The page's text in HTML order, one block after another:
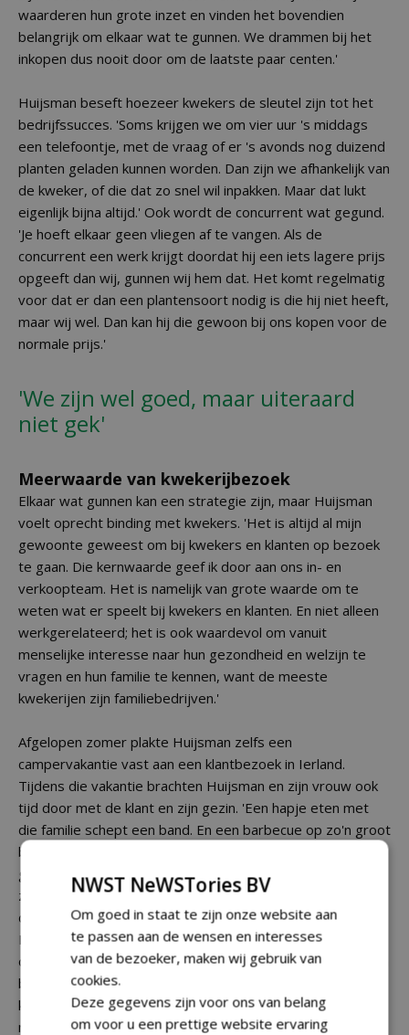
waarderen hun grote inzet en vinden het bovendien
belangrijk om elkaar wat te gunnen. We drammen bij het
inkopen dus nooit door om de laatste paar centen.'
Huijsman beseft hoezeer kwekers de sleutel zijn tot het
bedrijfssucces. 'Soms krijgen we om vier uur 's middags
een telefoontje, met de vraag of er 's avonds nog duizend
planten geladen kunnen worden. Dan zijn we afhankelijk van
de kweker, of die dat zo snel wil inpakken. Maar dat lukt
eigenlijk bijna altijd.' Ook wordt de concurrent wat gegund.
'Je hoeft elkaar geen vliegen af te vangen. Als de
concurrent een werk krijgt doordat hij een iets lagere prijs
opgeeft dan wij, gunnen wij hem dat. Het komt regelmatig
voor dat er dan een plantensoort nodig is die hij niet heeft,
maar wij wel. Dan kan hij die gewoon bij ons kopen voor de
normale prijs.'
'We zijn wel goed, maar uiteraard
niet gek'
Meerwaarde van kwekerijbezoek
Elkaar wat gunnen kan een strategie zijn, maar Huijsman
voelt oprecht binding met kwekers. 'Het is altijd al mijn
gewoonte geweest om bij kwekers en klanten op bezoek
te gaan. Die kernwaarde geef ik door aan ons in- en
verkoopteam. Het is namelijk van grote waarde om te
weten wat er speelt bij kwekers en klanten. En niet alleen
werkgerelateerd; het is ook waardevol om vanuit
menselijke interesse naar hun gezondheid en welzijn te
vragen en hun familie te kennen, want de meeste
kwekerijen zijn familiebedrijven.'
Afgelopen zomer plakte Huijsman zelfs een
campervakantie vast aan een klantbezoek in Ierland.
Tijdens die vakantie brachten Huijsman en zijn vrouw ook
tijd door met de klant en zijn gezin. 'Een hapje eten met
die familie schept een band. En een barbecue op zo'n groot
bedrijf, samen met al het personeel, leert ons wie de
gezichten zijn achter de e-mails met bestellingen. Tijdens
zo'n barbecue kunnen wij onze waardering tonen aan al
deze mensen.'
Huijsman vervolgt: 'Uiteraard kun je tijdens die bezoeken
ook zakelijk overleg plegen over recente ontwikkelingen en
bespreken wat goed gaat en wat we eventueel beter
kunnen doen. En je ziet in één oogopslag of het bedrijf er
netjes bij ligt; dat is vooral belangrijk bij klanten in het
NWST NeWSTories BV
Om goed in staat te zijn onze website aan
te passen aan de wensen en interesses
van de bezoeker, maken wij gebruik van
cookies.
Deze gegevens zijn voor ons van belang
om voor u een prettige website ervaring